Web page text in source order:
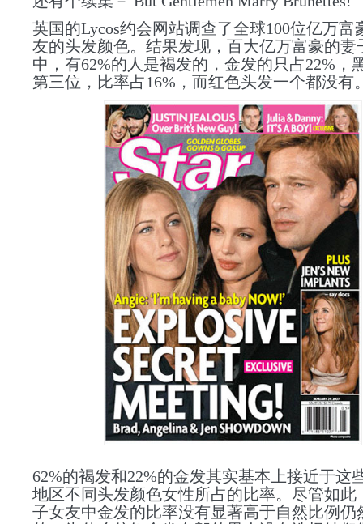
英国的Lycos约会网站调查了全球100位亿万富
友的头发颜色。结果发现，百大亿万富豪的妻
中，有62%的人是褐发的，金发的只占22%，
第三位，比率占16%，而红色头发一个都没有
62%的褐发和22%的金发其实基本上接近于这
地区不同头发颜色女性所占的比率。尽管如此
子女友中金发的比率没有显著高于自然比例仍